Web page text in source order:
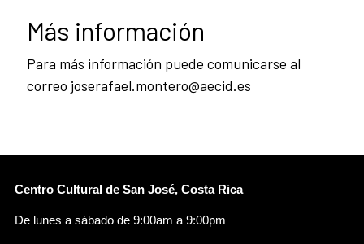
Más información
Para más información puede comunicarse al
correo joserafael.montero@aecid.es
Centro Cultural de San José, Costa Rica
De lunes a sábado de 9:00am a 9:00pm